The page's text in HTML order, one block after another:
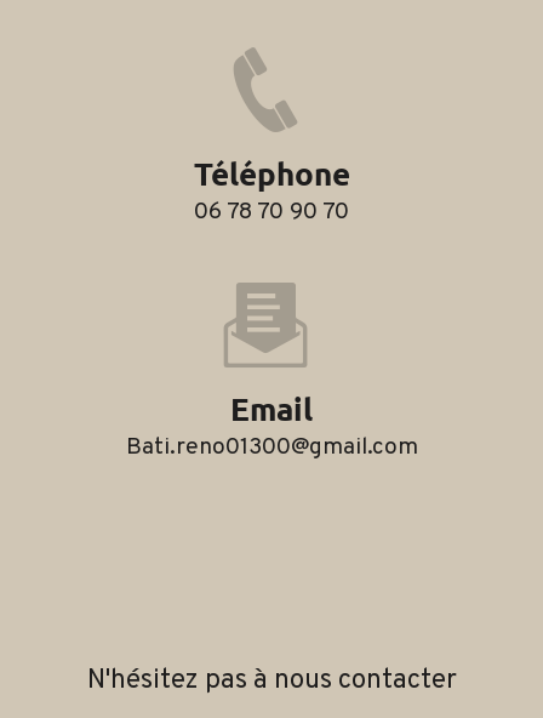
Téléphone
06 78 70 90 70
Email
bati.reno01300@gmail.com
N'hésitez pas à nous contacter